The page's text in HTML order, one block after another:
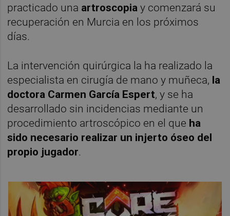
practicado una artroscopiay comenzará su
recuperación en Murcia en los próximos
días.
La intervención quirúrgica la ha realizado la
especialista en cirugía de mano y muñeca, la
doctora Carmen García Espert, y se ha
desarrollado sin incidencias mediante un
procedimiento artroscópico en el que ha
sido necesario realizar un injerto óseo del
propio jugador.